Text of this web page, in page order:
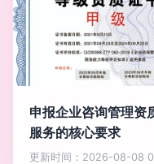
申报企业咨询管理
服务的核心要求
更新时间：2026-08-08